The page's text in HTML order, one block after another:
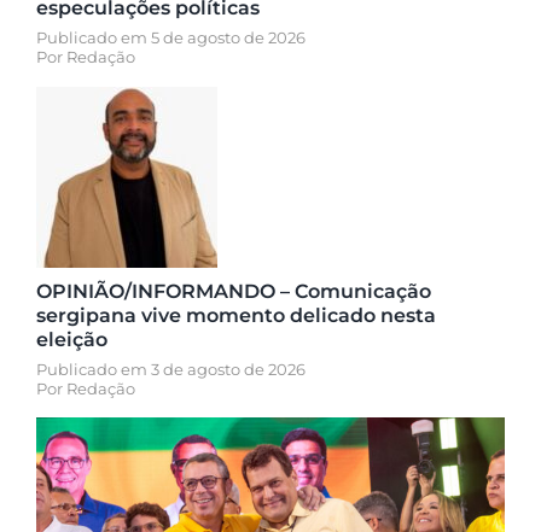
especulações políticas
Publicado em 5 de agosto de 2026
Por Redação
OPINIÃO/INFORMANDO – Comunicação
sergipana vive momento delicado nesta
eleição
Publicado em 3 de agosto de 2026
Por Redação